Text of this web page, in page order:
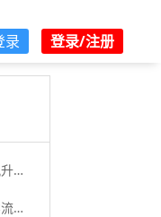
录 登录/注册
这些商家是如何在阿里平台让流量飙升的？新手必读
淘宝补真人工流量网站推荐：让真实流量助力您的销量